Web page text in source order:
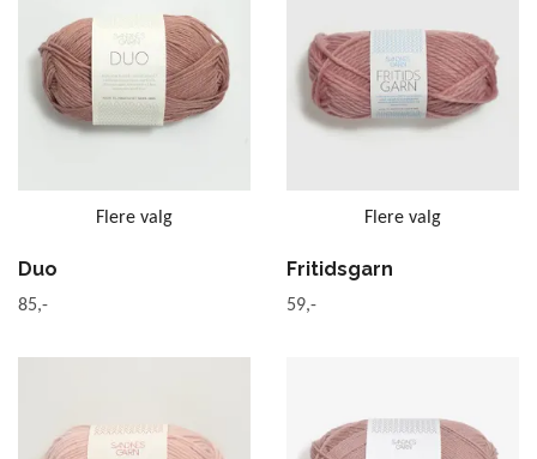
Flere valg
Duo
85,-
Flere valg
Fritidsgarn
59,-